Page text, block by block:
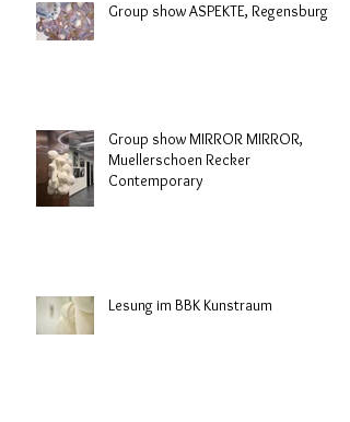
Group show ASPEKTE, Regensburg
Group show MIRROR MIRROR,
Muellerschoen Recker
Contemporary
Lesung im BBK Kunstraum